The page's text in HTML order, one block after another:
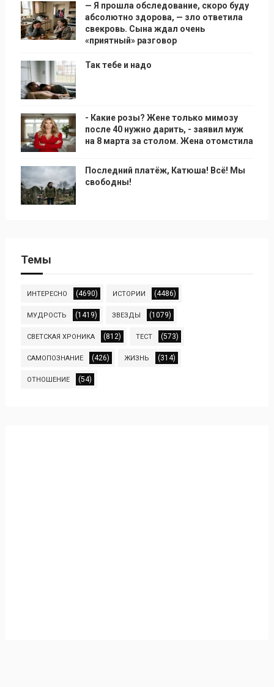
— Я прошла обследование, скоро буду
абсолютно здорова, — зло ответила
свекровь. Сына ждал очень
«приятный» разговор
Так тебе и надо
- Какие розы? Жене только мимозу
после 40 нужно дарить, - заявил муж
на 8 марта за столом. Жена отомстила
Последний платёж, Катюша! Всё! Мы
свободны!
Темы
ИНТЕРЕСНО (4690) ИСТОРИИ (4486)
МУДРОСТЬ (1419) ЗВЕЗДЫ (1079)
СВЕТСКАЯ ХРОНИКА (812) ТЕСТ (573)
САМОПОЗНАНИЕ (426) ЖИЗНЬ (314)
ОТНОШЕНИЕ (54)